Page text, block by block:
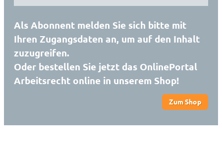
Als Abonnent melden Sie sich bitte mit
Ihren Zugangsdaten an, um auf den Inhalt
zuzugreifen.
Oder bestellen Sie jetzt das OnlinePortal
Arbeitsrecht online in unserem Shop!
Zum Shop